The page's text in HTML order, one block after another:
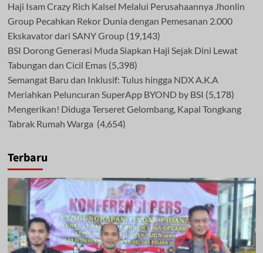
Haji Isam Crazy Rich Kalsel Melalui Perusahaannya Jhonlin
Group Pecahkan Rekor Dunia dengan Pemesanan 2.000
Ekskavator dari SANY Group (19,143)
BSI Dorong Generasi Muda Siapkan Haji Sejak Dini Lewat
Tabungan dan Cicil Emas (5,398)
Semangat Baru dan Inklusif: Tulus hingga NDX A.K.A
Meriahkan Peluncuran SuperApp BYOND by BSI (5,178)
Mengerikan! Diduga Terseret Gelombang, Kapal Tongkang
Tabrak Rumah Warga (4,654)
Terbaru